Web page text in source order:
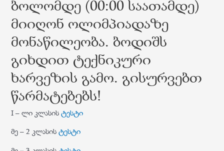
ბოლომდე (00:00 საათამდე)
მიიღონ ოლიმპიადაზე
მონაწილეობა. ბოდიშს
გიხდით ტექნიკური
ხარვეზის გამო. გისურვებთ
წარმატებებს!
I – ლი კლასისტესტი
მე – 2 კლასისტესტი